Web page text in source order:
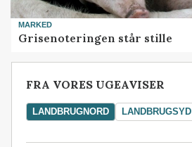
MARKED
Grisenoteringen står stille
FRA VORES UGEAVISER
LANDBRUGNORD LANDBRUGSYD